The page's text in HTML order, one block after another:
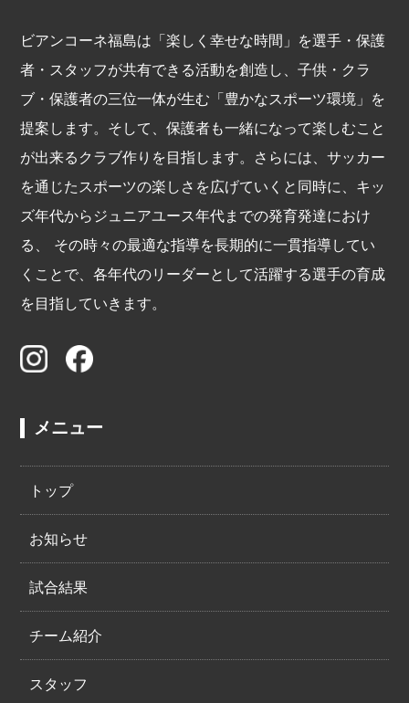
ビアンコーネ福島は「楽しく幸せな時間」を選手・保護
者・スタッフが共有できる活動を創造し、子供・クラ
ブ・保護者の三位一体が生む「豊かなスポーツ環境」を
提案します。そして、保護者も一緒になって楽しむこと
が出来るクラブ作りを目指します。さらには、サッカー
を通じたスポーツの楽しさを広げていくと同時に、キッ
ズ年代からジュニアユース年代までの発育発達におけ
る、 その時々の最適な指導を長期的に一貫指導してい
くことで、各年代のリーダーとして活躍する選手の育成
を目指していきます。
メニュー
トップ
お知らせ
試合結果
チーム紹介
スタッフ